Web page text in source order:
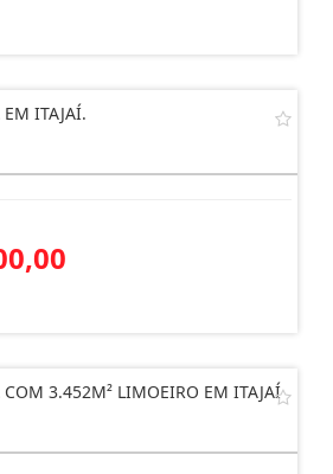
ITAJAÍ.
COM 3.452M² LIMOEIRO EM ITAJAÍ